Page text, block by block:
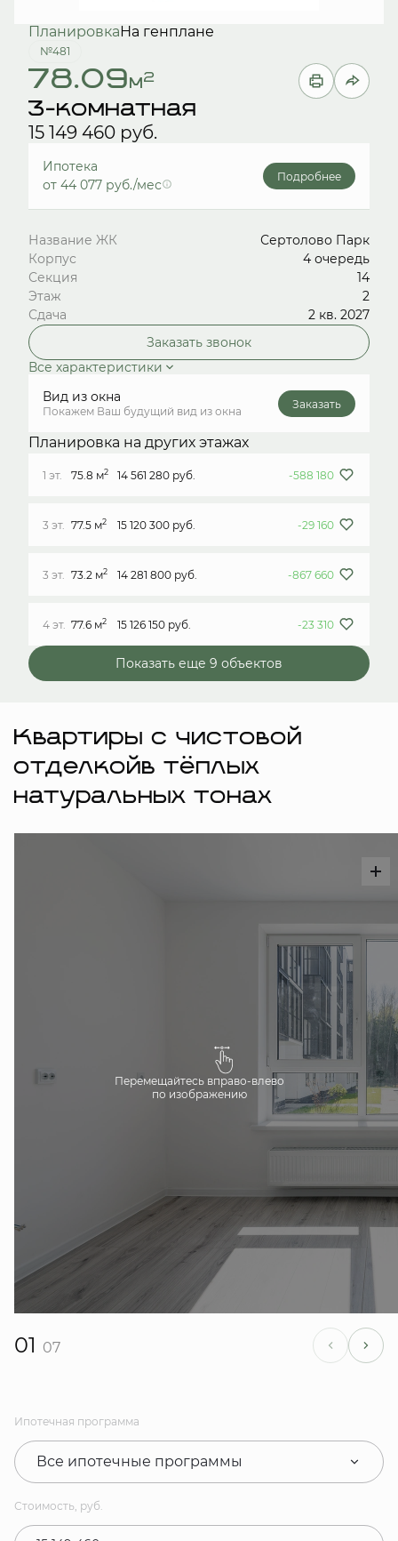
ПланировкаНа генплане
№481
78.09м2
3-комнатная
15 149 460 руб.
Ипотека
от 44 077 руб./мес
Подробнее
Название ЖК
Сертолово Парк
Корпус
4 очередь
Секция
14
Этаж
2
Сдача
2 кв. 2027
Заказать звонок
Все характеристики
Вид из окна
Покажем Ваш будущий вид из окна
Заказать
Планировка на других этажах
1 эт. 75.8 м2 14 561 280 руб. -588 180
3 эт. 77.5 м2 15 120 300 руб. -29 160
3 эт. 73.2 м2 14 281 800 руб. -867 660
4 эт. 77.6 м2 15 126 150 руб. -23 310
Показать еще 9 объектов
Квартиры с чистовой
отделкойв тёплых
натуральных тонах
Перемещайтесь вправо-влево
по изображению
01 07
Ипотечная программа
Все ипотечные программы
Стоимость, руб.